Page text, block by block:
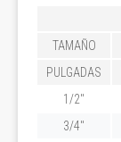
TAMAÑO
PULGADAS
1/2"
3/4"